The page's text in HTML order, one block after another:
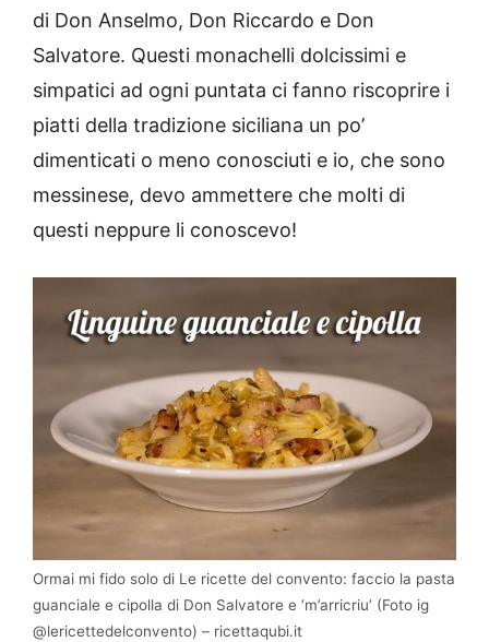
di Don Anselmo, Don Riccardo e Don
Salvatore. Questi monachelli dolcissimi e
simpatici ad ogni puntata ci fanno riscoprire i
piatti della tradizione siciliana un po’
dimenticati o meno conosciuti e io, che sono
messinese, devo ammettere che molti di
questi neppure li conoscevo!
Ormai mi fido solo di Le ricette del convento: faccio la pasta
guanciale e cipolla di Don Salvatore e ‘m’arricriu’ (Foto ig
@lericettedelconvento) – ricettaqubi.it